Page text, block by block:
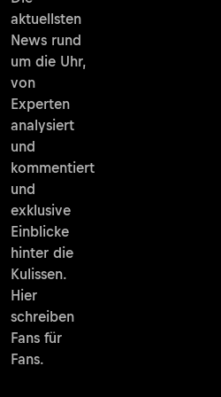
aktuellsten
News rund
um die Uhr,
von
Experten
analysiert
und
kommentiert
und
exklusive
Einblicke
hinter die
Kulissen.
Hier
schreiben
Fans für
Fans.